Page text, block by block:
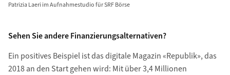
Patrizia Laeri im Aufnahmestudio für SRF Börse
Sehen Sie andere Finanzierungsalternativen?
Ein positives Beispiel ist das digitale Magazin «Republik», das
2018 an den Start gehen wird: Mit über 3,4 Millionen